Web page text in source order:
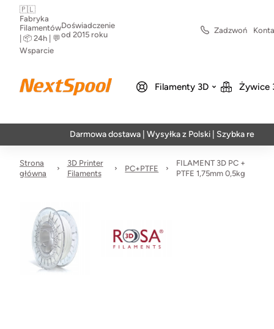
🇵🇱
Fabryka
Filamentów
| 📦 24h | 💬
Wsparcie
Doświadczenie
od 2015 roku
Zadzwoń
Filamenty 3D Żywice
Darmowa dostawa | Wysyłka z Polski | Szybka realizacja w
Strona
główna
3D Printer
Filaments
PC+PTFE
FILAMENT 3D PC +
PTFE 1,75mm 0,5kg